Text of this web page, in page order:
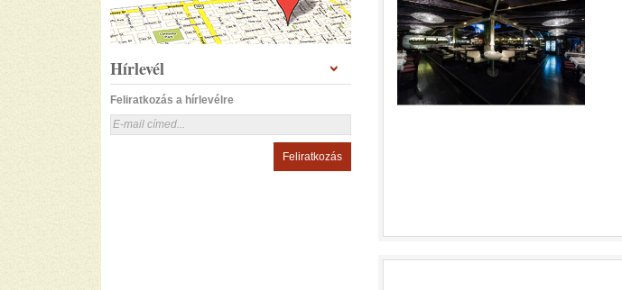
Hírlevél
Feliratkozás a hírlevélre
Feliratkozás